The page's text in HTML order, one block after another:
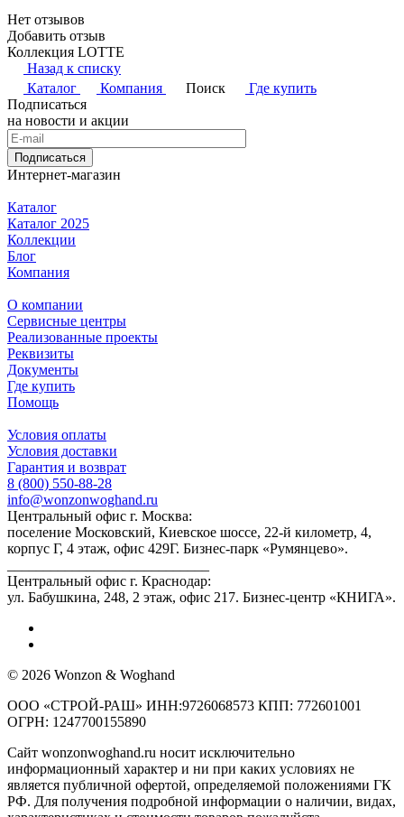
Нет отзывов
Добавить отзыв
Коллекция LOTTE
Назад к списку
Каталог
Компания Поиск
Где купить
Подписаться
на новости и акции
Подписаться
Интернет-магазин
Каталог
Каталог 2025
Коллекции
Блог
Компания
О компании
Сервисные центры
Реализованные проекты
Реквизиты
Документы
Где купить
Помощь
Условия оплаты
Условия доставки
Гарантия и возврат
8 (800) 550-88-28
info@wonzonwoghand.ru
Центральный офис г. Москва:
поселение Московский, Киевское шоссе, 22-й километр, 4,
корпус Г, 4 этаж, офис 429Г. Бизнес-парк «Румянцево».
Центральный офис г. Краснодар:
ул. Бабушкина, 248, 2 этаж, офис 217. Бизнес-центр «КНИГА».
© 2026 Wonzon & Woghand
ООО «СТРОЙ-РАШ» ИНН:9726068573 КПП: 772601001
ОГРН: 1247700155890
Сайт wonzonwoghand.ru носит исключительно
информационный характер и ни при каких условиях не
является публичной офертой, определяемой положениями ГК
РФ. Для получения подробной информации о наличии, видах,